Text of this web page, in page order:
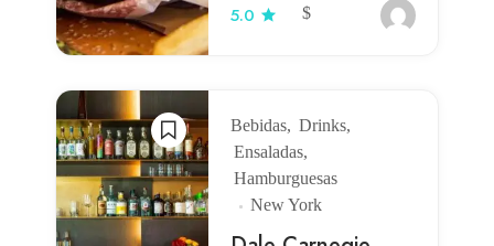
5.0 $
Bebidas
Drinks
Ensaladas
Hamburguesas
New York